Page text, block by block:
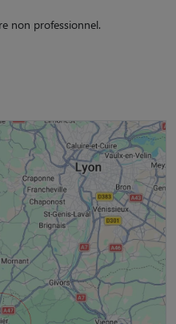
non professionnel.